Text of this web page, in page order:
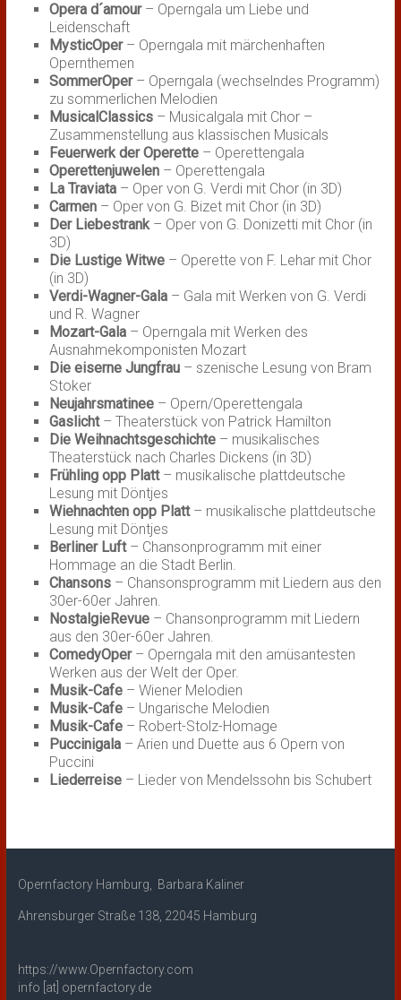
Opera d´amour– Operngala um Liebe und
Leidenschaft
MysticOper– Operngala mit märchenhaften
Opernthemen
SommerOper– Operngala (wechselndes Programm)
zu sommerlichen Melodien
MusicalClassics– Musicalgala mit Chor –
Zusammenstellung aus klassischen Musicals
Feuerwerk der Operette– Operettengala
Operettenjuwelen– Operettengala
La Traviata– Oper von G. Verdi mit Chor (in 3D)
Carmen– Oper von G. Bizet mit Chor (in 3D)
Der Liebestrank– Oper von G. Donizetti mit Chor (in
3D)
Die Lustige Witwe– Operette von F. Lehar mit Chor
(in 3D)
Verdi-Wagner-Gala– Gala mit Werken von G. Verdi
und R. Wagner
Mozart-Gala– Operngala mit Werken des
Ausnahmekomponisten Mozart
Die eiserne Jungfrau– szenische Lesung von Bram
Stoker
Neujahrsmatinee– Opern/Operettengala
Gaslicht– Theaterstück von Patrick Hamilton
Die Weihnachtsgeschichte– musikalisches
Theaterstück nach Charles Dickens (in 3D)
Frühling opp Platt– musikalische plattdeutsche
Lesung mit Döntjes
Wiehnachten opp Platt– musikalische plattdeutsche
Lesung mit Döntjes
Berliner Luft– Chansonprogramm mit einer
Hommage an die Stadt Berlin.
Chansons– Chansonsprogramm mit Liedern aus den
30er-60er Jahren.
NostalgieRevue– Chansonprogramm mit Liedern
aus den 30er-60er Jahren.
ComedyOper– Operngala mit den amüsantesten
Werken aus der Welt der Oper.
Musik-Cafe– Wiener Melodien
Musik-Cafe – Ungarische Melodien
Musik-Cafe– Robert-Stolz-Homage
Puccinigala – Arien und Duette aus 6 Opern von
Puccini
Liederreise– Lieder von Mendelssohn bis Schubert
Opernfactory Hamburg, Barbara Kaliner
Ahrensburger Straße 138, 22045 Hamburg
https://www.Opernfactory.com
info [at] opernfactory.de